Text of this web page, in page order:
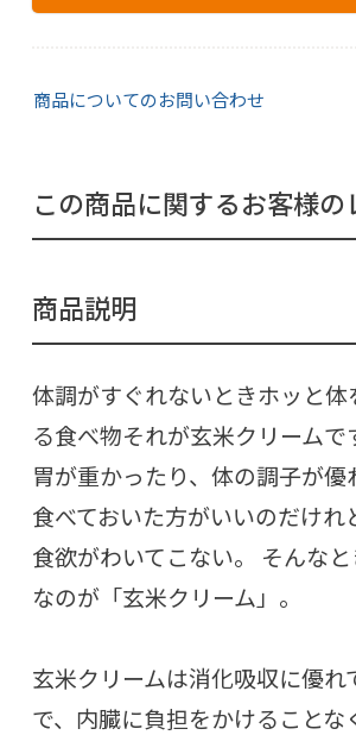
商品についてのお問い合わせ
この商品に関するお客様の
商品説明
体調がすぐれないときホッと体
る食べ物それが玄米クリームで
胃が重かったり、体の調子が
食べておいた方がいいのだけれ
食欲がわいてこない。 そんな
なのが「玄米クリーム」。
玄米クリームは消化吸収に優れ
で、内臓に負担をかけることな